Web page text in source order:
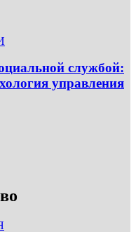
службой:
управления